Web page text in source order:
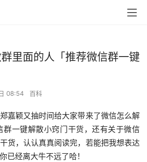
里面的人「推荐微信群一键
08:54 百科
嘉颖又抽时间给大家带来了微信怎么解
群一键解散小窍门干货，还有关于微信
货，认认真真阅读完，若能把我想表达
已经离大牛不远了哈！